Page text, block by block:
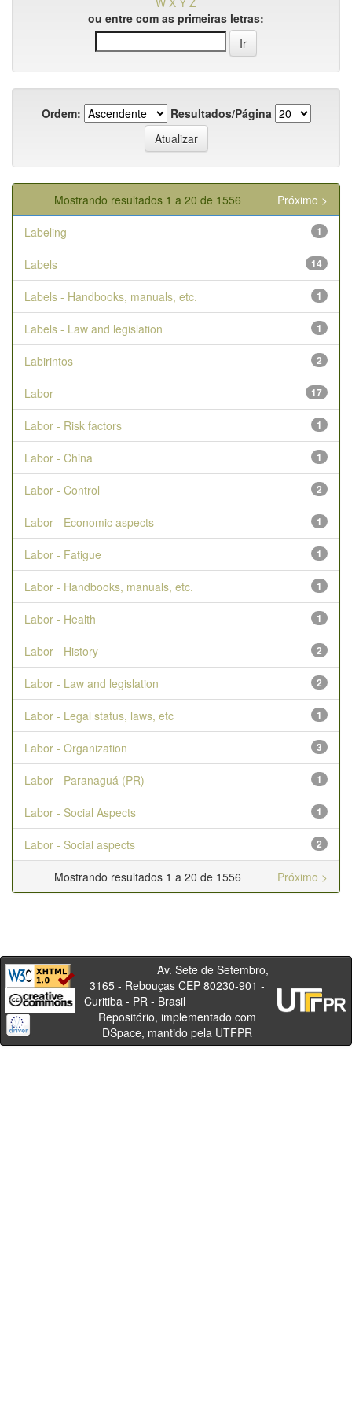
ou entre com as primeiras letras:
Ordem: Resultados/Página
Mostrando resultados 1 a 20 de 1556 Próximo >
Labeling 1
Labels 14
Labels - Handbooks, manuals, etc. 1
Labels - Law and legislation 1
Labirintos 2
Labor 17
Labor - Risk factors 1
Labor - China 1
Labor - Control 2
Labor - Economic aspects 1
Labor - Fatigue 1
Labor - Handbooks, manuals, etc. 1
Labor - Health 1
Labor - History 2
Labor - Law and legislation 2
Labor - Legal status, laws, etc 1
Labor - Organization 3
Labor - Paranaguá (PR) 1
Labor - Social Aspects 1
Labor - Social aspects 2
Mostrando resultados 1 a 20 de 1556 Próximo >
Av. Sete de Setembro,
3165 - Rebouças CEP 80230-901 -
Curitiba - PR - Brasil
Repositório, implementado com
DSpace, mantido pela UTFPR